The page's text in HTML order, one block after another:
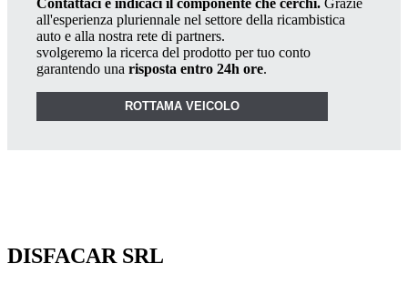
Contattaci e indicaci il componente che cerchi. Grazie
all'esperienza pluriennale nel settore della ricambistica
auto e alla nostra rete di partners.
svolgeremo la ricerca del prodotto per tuo conto
garantendo una risposta entro 24h ore.
ROTTAMA VEICOLO
DISFACAR SRL